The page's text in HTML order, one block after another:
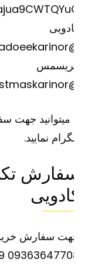
نمایید.
تکی
سفارش خرید تکی